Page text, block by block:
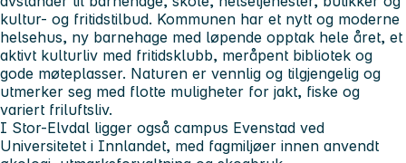
kultur- og fritidstilbud. Kommunen har et nytt og moderne
helsehus, ny barnehage med løpende opptak hele året, et
aktivt kulturliv med fritidsklubb, meråpent bibliotek og
gode møteplasser. Naturen er vennlig og tilgjengelig og
utmerker seg med flotte muligheter for jakt, fiske og
variert friluftsliv.
I Stor-Elvdal ligger også campus Evenstad ved
Universitetet i Innlandet, med fagmiljøer innen anvendt